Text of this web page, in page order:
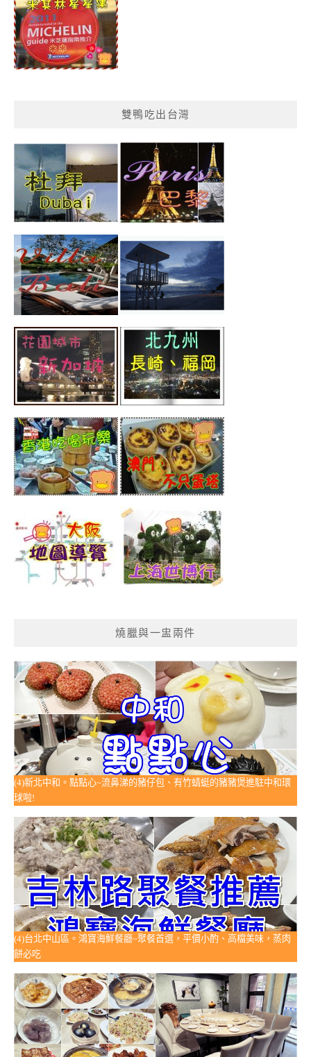
雙鴨吃出台灣
燒臘與一盅兩件
(4)新北中和。點點心~流鼻涕的豬仔包、有竹蜻蜓的豬豬煲進駐中和環
球啦!
(4)台北中山區。鴻寶海鮮餐廳~聚餐首選，平價小酌、高檔美味，蒸肉
餅必吃